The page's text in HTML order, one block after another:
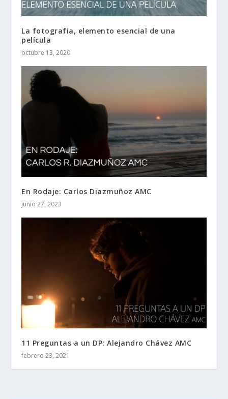
La fotografia, elemento esencial de una
película
octubre 13, 2020
En Rodaje: Carlos Diazmuñoz AMC
junio 27, 2023
11 Preguntas a un DP: Alejandro Chávez AMC
febrero 23, 2021